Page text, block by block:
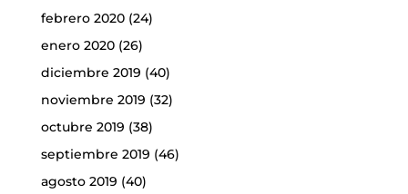
febrero 2020(24)
enero 2020(26)
diciembre 2019 (40)
noviembre 2019 (32)
octubre 2019 (38)
septiembre 2019 (46)
agosto 2019 (40)